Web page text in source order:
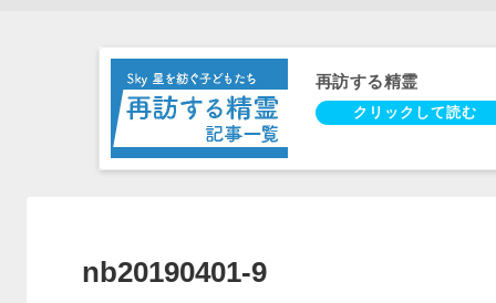
再訪する精霊
nb20190401-9